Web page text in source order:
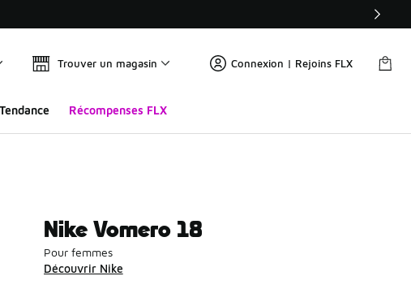
Trouver un magasin Connexion | Rejoins FLX
Récompenses FLX
Nike Vomero 18
Pour femmes
Découvrir Nike